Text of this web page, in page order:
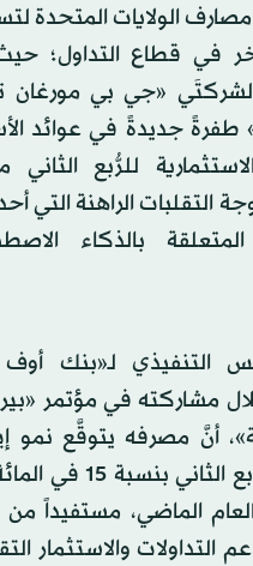
الولايات المتحدة
في قطاع التداول؛
لشركتَي «جي بي
طفرةً جديدةً في عوائد
التقلبات الراهنة التي
بالذكاء
التنفيذي لـ«بنك أوف
مشاركته في مؤتمر
أنَّ مصرفه يتوقَّع نمو
والتداول للرُّبع
الماضي، مستفيداً من
التداولات والاستثمار